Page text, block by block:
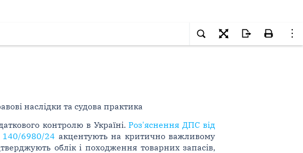
наслідки та судова практика
контролю в Україні.Роз'яснення ДПС від
140/6980/24 акцентують на критично важливому
облік і походження товарних запасів,